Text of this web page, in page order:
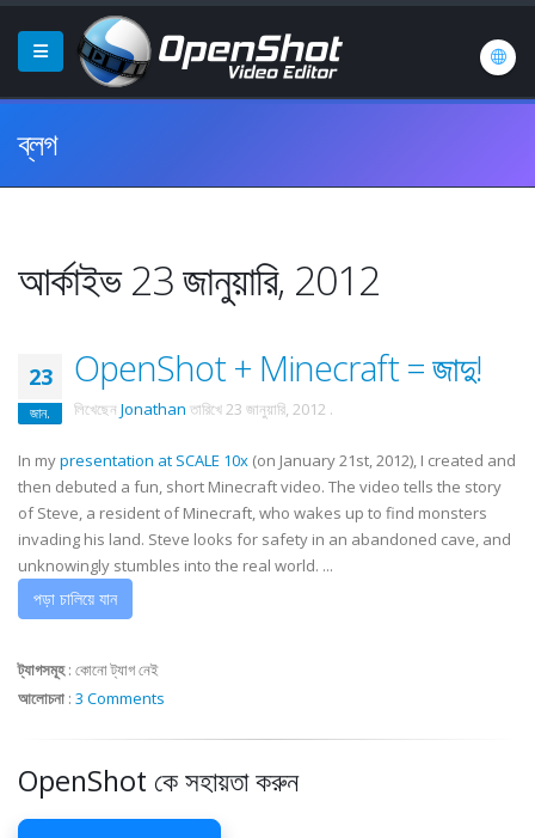
ব্লগ
আর্কাইভ 23 জানুয়ারি, 2012
23
জান.
OpenShot + Minecraft = জাদু!
লিখেছেন Jonathan তারিখে23 জানুয়ারি, 2012 .
In mypresentation at SCALE 10x (on January 21st, 2012), I created and
then debuted a fun, short Minecraft video. The video tells the story
of Steve, a resident of Minecraft, who wakes up to find monsters
invading his land. Steve looks for safety in an abandoned cave, and
unknowingly stumbles into the real world. ...
পড়া চালিয়ে যান
ট্যাগসমূহ: কোনো ট্যাগ নেই
আলোচনা : 3 Comments
OpenShot কে সহায়তা করুন